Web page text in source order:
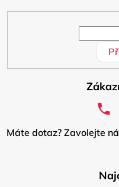
Máte dotaz? Zavolejte